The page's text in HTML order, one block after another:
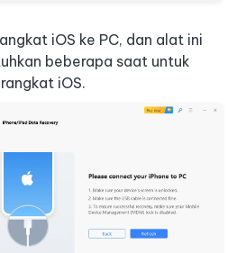
iOS ke PC, dan alat ini
beberapa saat untuk
iOS.